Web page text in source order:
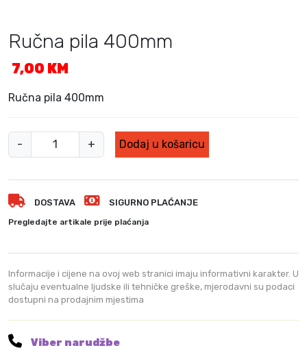
Ručna pila 400mm
7,00 KM
Ručna pila 400mm
-
u
a
p
l
a
4
0
0
m
+ Dodaj u košaricu
DOSTAVA SIGURNO PLAĆANJE
Pregledajte artikale prije plaćanja
Informacije i cijene na ovoj web stranici imaju informativni karakter. U
slučaju eventualne ljudske ili tehničke greške, mjerodavni su podaci
dostupni na prodajnim mjestima
Viber narudžbe